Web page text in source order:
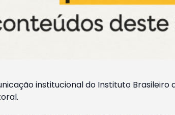
institucional do Instituto